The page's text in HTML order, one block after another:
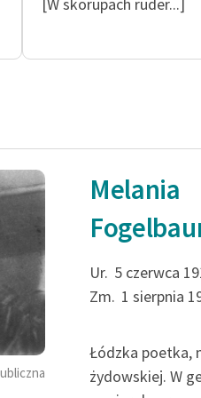
Melania
Ur. 5 czerwca
Zm. 1 sierpnia
Łódzka poetka,
żydowskiej. W
głód przylepia
snów do bagniska
Fogelbaum, [W skorupach